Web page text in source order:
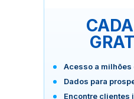
Acesso a milhões
Dados para
Encontre clientes